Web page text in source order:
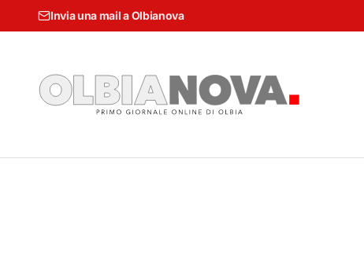
Invia una mail a Olbianova